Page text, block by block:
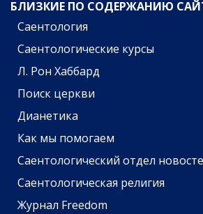
БЛИЗКИЕ ПО СОДЕРЖАНИЮ
Саентология
Саентологические курсы
Л. Рон Хаббард
Поиск церкви
Дианетика
Как мы помогаем
Саентологический отдел
Саентологическая религия
Журнал Freedom